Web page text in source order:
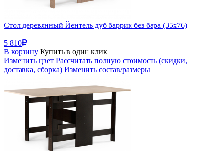
Стол деревянный Йентель дуб баррик без бара (35x76)
5 810
В корзину Купить в один клик
Изменить цвет Рассчитать полную стоимость (скидки,
доставка, сборка) Изменить состав/размеры